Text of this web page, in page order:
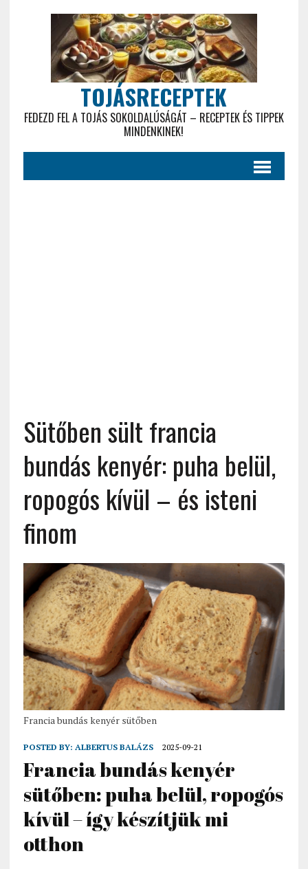
TOJÁSRECEPTEK
FEDEZD FEL A TOJÁS SOKOLDALÚSÁGÁT – RECEPTEK ÉS TIPPEK
MINDENKINEK!
Sütőben sült francia
bundás kenyér: puha belül,
ropogós kívül – és isteni
finom
Francia bundás kenyér sütőben
POSTED BY: ALBERTUS BALÁZS 2025-09-21
Francia bundás kenyér
sütőben: puha belül, ropogós
kívül – így készítjük mi
otthon